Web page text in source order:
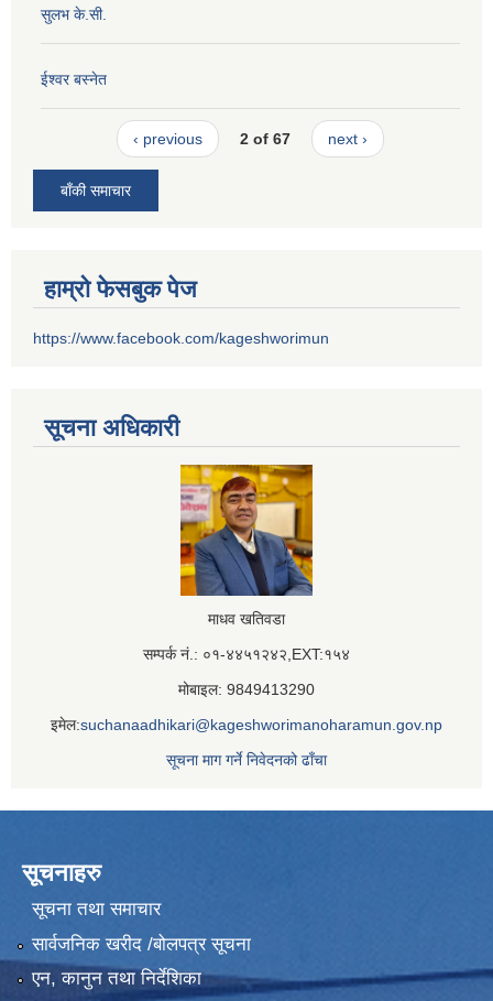
सुलभ के.सी.
ईश्वर बस्नेत
‹ previous 2 of 67 next ›
बाँकी समाचार
हाम्रो फेसबुक पेज
https://www.facebook.com/kageshworimun
सूचना अधिकारी
माधव खतिवडा
सम्पर्क नं.: ०१-४४५१२४२,EXT:१५४
मोबाइल: 9849413290
इमेल:suchanaadhikari@kageshworimanoharamun.gov.np
सूचना माग गर्ने निवेदनको ढाँचा
सूचनाहरु
सूचना तथा समाचार
सार्वजनिक खरीद /बोलपत्र सूचना
एन, कानुन तथा निर्देशिका